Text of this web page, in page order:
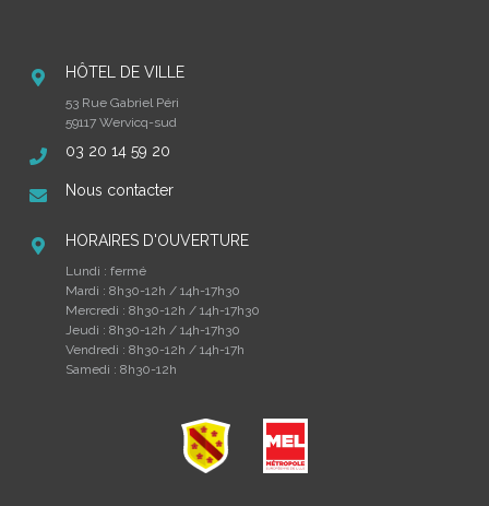
HÔTEL DE VILLE
53 Rue Gabriel Péri
59117 Wervicq-sud
03 20 14 59 20
Nous contacter
HORAIRES D'OUVERTURE
Lundi : fermé
Mardi : 8h30-12h / 14h-17h30
Mercredi : 8h30-12h / 14h-17h30
Jeudi : 8h30-12h / 14h-17h30
Vendredi : 8h30-12h / 14h-17h
Samedi : 8h30-12h